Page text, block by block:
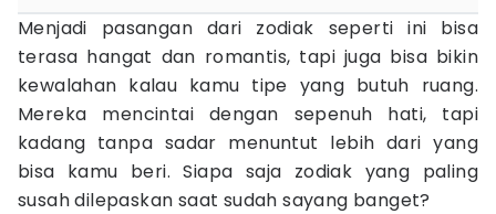
Menjadi pasangan dari zodiak seperti ini bisa
terasa hangat dan romantis, tapi juga bisa bikin
kewalahan kalau kamu tipe yang butuh ruang.
Mereka mencintai dengan sepenuh hati, tapi
kadang tanpa sadar menuntut lebih dari yang
bisa kamu beri. Siapa saja zodiak yang paling
susah dilepaskan saat sudah sayang banget?